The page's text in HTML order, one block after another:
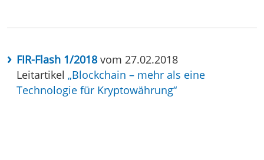
FIR-Flash 1/2018 vom 27.02.2018
Leitartikel „Blockchain – mehr als eine
Technologie für Kryptowährung“